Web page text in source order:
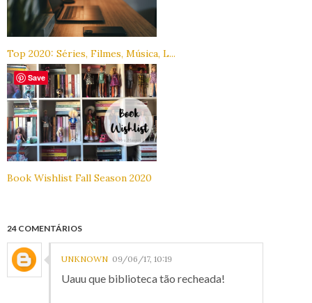
Top 2020: Séries, Filmes, Música, L...
Book Wishlist Fall Season 2020
24 COMENTÁRIOS
UNKNOWN 09/06/17, 10:19
Uauu que biblioteca tão recheada!
Save